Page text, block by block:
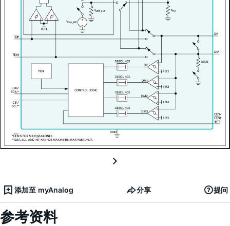
添加至 myAnalog 分享 提问
参考资料